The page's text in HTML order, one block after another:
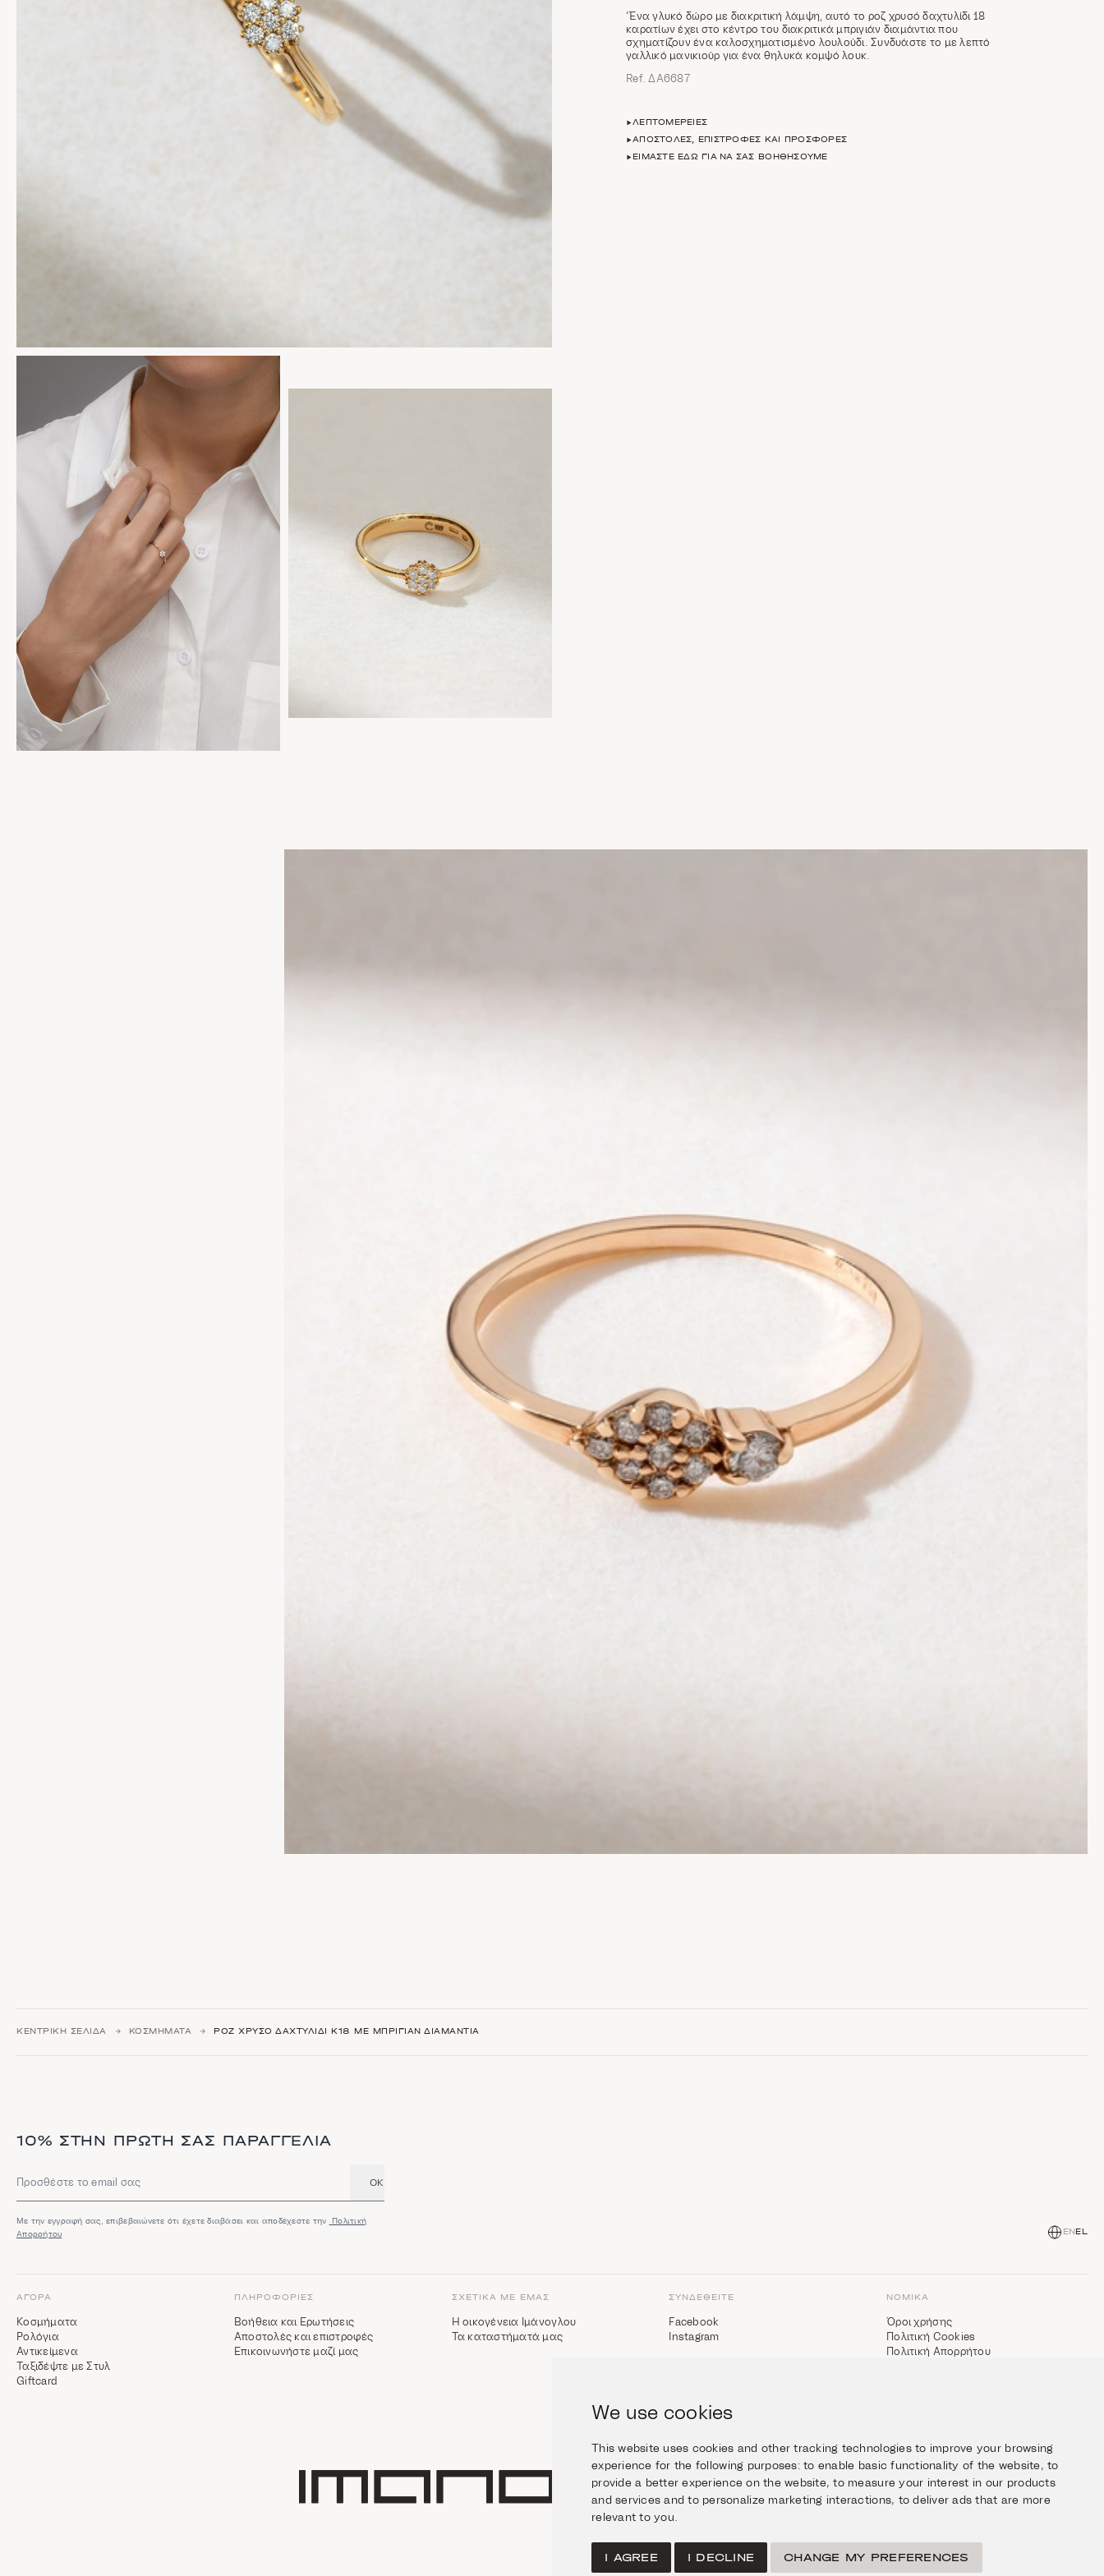
We use cookies
This website uses cookies and other tracking technologies to improve your browsing
experience for the following purposes:to enable basic functionality of the website,to
provide a better experience on the website,to measure your interest in our products
and services and to personalize marketing interactions, to deliver ads that are more
relevant to you
I AGREE I DECLINE CHANGE MY PREFERENCES
‘Ένα γλυκό δώρο με διακριτική λάμψη, αυτό το ροζ χρυσό δαχτυλίδι 18
καρατίων έχει στο κέντρο του διακριτικά μπριγιάν διαμάντια που
σχηματίζουν ένα καλοσχηματισμένο λουλούδι. Συνδυάστε το με λεπτό
γαλλικό μανικιούρ για ένα θηλυκά κομψό λουκ.
Ref. ΔΑ6687
ΛΕΠΤΟΜΈΡΕΙΕΣ
ΑΠΟΣΤΟΛΈΣ, ΕΠΙΣΤΡΟΦΈΣ ΚΑΙ ΠΡΟΣΦΟΡΈΣ
ΕΊΜΑΣΤΕ ΕΔΏ ΓΙΑ ΝΑ ΣΑΣ ΒΟΗΘΉΣΟΥΜΕ
ΚΕΝΤΡΙΚΉ ΣΕΛΊΔΑ ΚΟΣΜΉΜΑΤΑ ΡΟΖ ΧΡΥΣΌ ΔΑΧΤΥΛΊΔΙ Κ18 ΜΕ ΜΠΡΙΓΙΆΝ ΔΙΑΜΆΝΤΙΑ
10% ΣΤΗΝ ΠΡΏΤΗ ΣΑΣ ΠΑΡΑΓΓΕΛΊΑ
Διεύθυνση email OK
Με την εγγραφή σας, επιβεβαιώνετε ότι έχετε διαβάσει και αποδέχεστε την
Πολιτική
Απορρήτου
EN EL
ΑΓΟΡΆ
Κοσμήματα
Ρολόγια
Αντικείμενα
Ταξιδέψτε με Στυλ
Giftcard
ΠΛΗΡΟΦΟΡΊΕΣ
Βοήθεια και Ερωτήσεις
Αποστολές και επιστροφές
Επικοινωνήστε μαζί μας
ΣΧΕΤΙΚΆ ΜΕ ΕΜΆΣ
Η οικογένεια Ιμάνογλου
Τα καταστήματά μας
ΣΥΝΔΕΘΕΊΤΕ
Facebook
Instagram
ΝΟΜΙΚΆ
Όροι χρήσης
Πολιτική Cookies
Πολιτική Απορρήτου